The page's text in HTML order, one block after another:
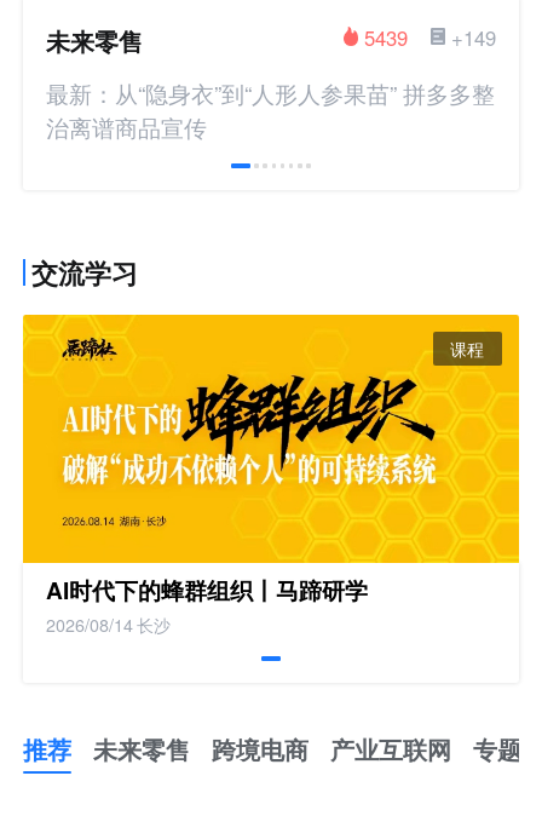
未来零售 +149
5439
最新：从“隐身衣”到“人形人参果苗” 拼多多整
治离谱商品宣传
交流学习
课程
AI时代下的蜂群组织丨马蹄研学
2026/08/14长沙
推荐 未来零售 跨境电商 产业互联网 专题